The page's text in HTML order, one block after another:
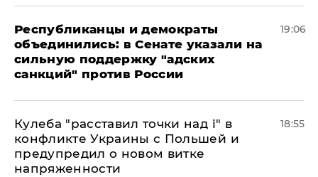
Республиканцы и демократы
объединились: в Сенате указали на
сильную поддержку "адских
санкций" против России
19:06
Кулеба "расставил точки над і" в
конфликте Украины с Польшей и
предупредил о новом витке
напряженности
18:55